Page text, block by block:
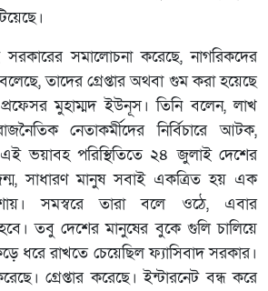
সমালোচনা করেছে, নাগরিকদের
তাদের গ্রেপ্তার অথবা গুম করা হয়েছে
মুহাম্মদ ইউনূস। তিনি বলেন, লাখ
নেতাকর্মীদের নির্বিচারে আটক,
এই ভয়াবহ পরিস্থিতিতে ২৪ জুলাই দেশের
সাধারণ মানুষ সবাই একত্রিত হয় এক
সমস্বরে তারা বলে ওঠে, এবার
তবু দেশের মানুষের বুকে গুলি চালিয়ে
ধরে রাখতে চেয়েছিল ফ্যাসিবাদ সরকার।
গ্রেপ্তার করেছে। ইন্টারনেট বন্ধ করে